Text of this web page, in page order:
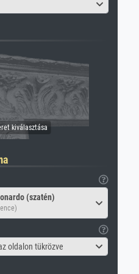
(szatén)
oldalon tükrözve